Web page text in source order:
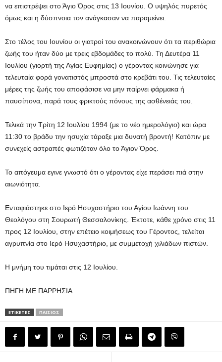
να επιστρέψει στο Άγιο Όρος στις 13 Ιουνίου. Ο υψηλός πυρετός
όμως και η δύσπνοια τον ανάγκασαν να παραμείνει.
Στο τέλος του Ιουνίου οι γιατροί του ανακοινώνουν ότι τα περιθώρια
ζωής του ήταν δύο με τρεις εβδομάδες το πολύ. Τη Δευτέρα 11
Ιουλίου (γιορτή της Αγίας Ευφημίας) ο γέροντας κοινώνησε για
τελευταία φορά γονατιστός μπροστά στο κρεβάτι του. Τις τελευταίες
μέρες της ζωής του αποφάσισε να μην παίρνει φάρμακα ή
παυσίπονα, παρά τους φρικτούς πόνους της ασθένειάς του.
Τελικά την Τρίτη 12 Ιουλίου 1994 (με το νέο ημερολόγιο) και ώρα
11:30 το βράδυ την ησυχία τάραξε μια δυνατή βροντή! Κατόπιν με
συνεχείς αστραπές φωτιζόταν όλο το Άγιον Όρος.
Το απόγευμα εγινε γνωστό ότι ο γέροντας είχε περάσει πιά στην
αιωνιότητα.
Ενταφιάστηκε στο Ιερό Ησυχαστήριο του Αγίου Ιωάννη του
Θεολόγου στη Σουρωτή Θεσσαλονίκης. Έκτοτε, κάθε χρόνο στις 11
προς 12 Ιουλίου, στην επέτειο κοιμήσεως του Γέροντος, τελείται
αγρυπνία στο Ιερό Ησυχαστήριο, με συμμετοχή χιλιάδων πιστών.
Η μνήμη του τιμάται στις 12 Ιουλίου.
ΠΗΓΗ ΜΕ ΠΑΡΡΗΣΙΑ
ΕΤΙΚΕΤΕΣ ΠΑΙΣΙΟΣ